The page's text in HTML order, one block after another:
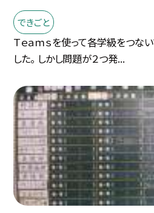
できごと
Ｔｅａｍｓを使って各学級をつな
した。 しかし問題が２つ発...